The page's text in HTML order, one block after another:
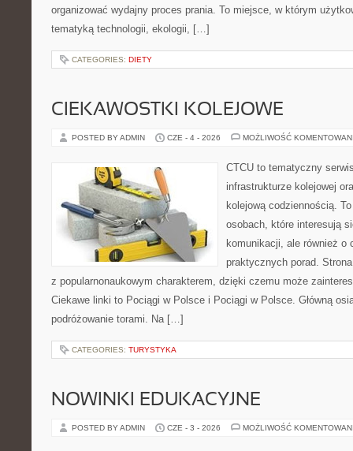
organizować wydajny proces prania. To miejsce, w którym
tematyką technologii, ekologii, […]
CATEGORIES: DIETY
CIEKAWOSTKI KOLEJOWE
POSTED BY ADMIN CZE - 4 - 2026 MOŻLIWOŚĆ
CTCU to tematyczny
infrastrukturze kolejowej
kolejową codziennością.
osobach, które interesują
komunikacji, ale również
praktycznych porad.
z popularnonaukowym charakterem, dzięki czemu może
Ciekawe linki to Pociągi w Polsce i Pociągi w Polsce. Główną
podróżowanie torami. Na […]
CATEGORIES: TURYSTYKA
NOWINKI EDUKACYJNE
POSTED BY ADMIN CZE - 3 - 2026 MOŻLIWOŚĆ